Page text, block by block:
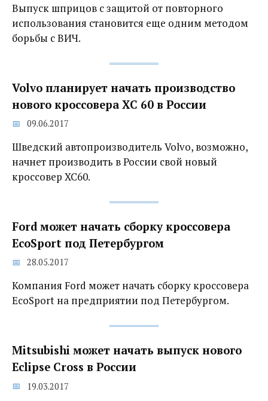
Выпуск шприцов с защитой от повторного
использования становится еще одним методом
борьбы с ВИЧ.
Volvo планирует начать производство
нового кроссовера XC 60 в России
09.06.2017
Шведский автопроизводитель Volvo, возможно,
начнет производить в России свой новый
кроссовер XC60.
Ford может начать сборку кроссовера
EcoSport под Петербургом
28.05.2017
Компания Ford может начать сборку кроссовера
EcoSport на предприятии под Петербургом.
Mitsubishi может начать выпуск нового
Eclipse Cross в России‍
19.03.2017